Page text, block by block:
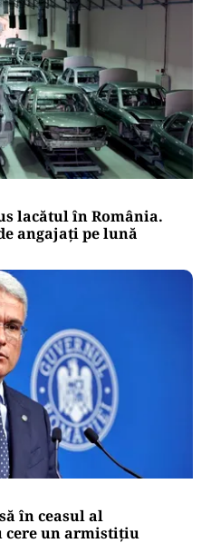
lacătul în România.
angajați pe lună
în ceasul al
cere un armistițiu